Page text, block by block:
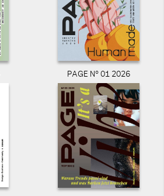
PAGE N° 01 2026